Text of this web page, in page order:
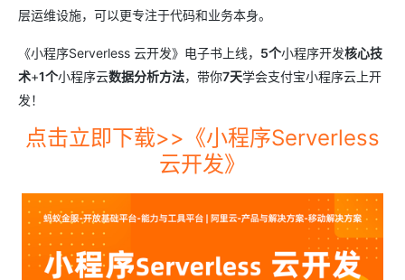
层运维设施，可以更专注于代码和业务本身。
《小程序Serverless 云开发》电子书上线， 5个小程序开发核心技
术+1个小程序云数据分析方法，带你7天学会支付宝小程序云上开
发！
点击立即下载>>《小程序Serverless
云开发》